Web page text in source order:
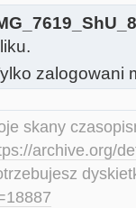
zalogowani
skany
archive.org/